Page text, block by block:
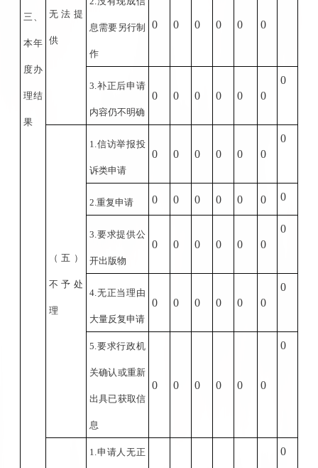
三、
本年
度办
理结
果
无法提
供
息需要另行制
作
0 0 0 0 0 0
3. 补正后申请
内容仍不明确
0 0 0 0 0 0
0
（五）
不予处
理
1. 信访举报投
诉类申请
0 0 0 0 0 0
0
2. 重复申请 0 0 0 0 0 0 0
3. 要求提供公
开出版物
0 0 0 0 0 0
0
4. 无正当理由
大量反复申请
0 0 0 0 0 0
0
5. 要求行政机
关确认或重新
出具已获取信
息
0 0 0 0 0 0
0
1. 申请人无正 0